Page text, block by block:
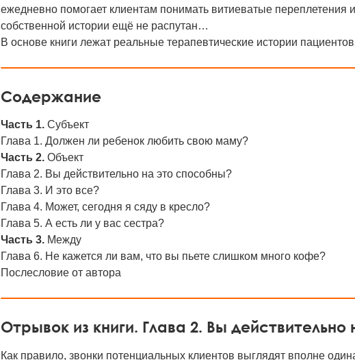
ежедневно помогает клиентам понимать витиеватые переплетения
собственной истории ещё не распутан…
В основе книги лежат реальные терапевтические истории
Содержание
Часть 1. Субъект
Глава 1. Должен ли ребенок любить свою маму?
Часть 2. Объект
Глава 2. Вы действительно на это способны?
Глава 3. И это все?
Глава 4. Может, сегодня я сяду в кресло?
Глава 5. А есть ли у вас сестра?
Часть 3. Между
Глава 6. Не кажется ли вам, что вы пьете слишком много кофе?
Послесловие от автора
Отрывок из книги. Глава 2. Вы
Как правило, звонки потенциальных клиентов выглядят вполне